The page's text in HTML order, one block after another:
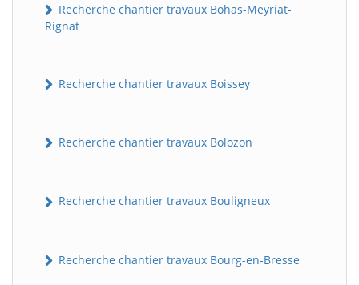
Recherche chantier travaux Bohas-Meyriat-
Rignat
Recherche chantier travaux Boissey
Recherche chantier travaux Bolozon
Recherche chantier travaux Bouligneux
Recherche chantier travaux Bourg-en-Bresse